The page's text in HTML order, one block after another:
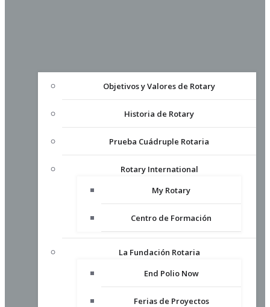
Objetivos y Valores de Rotary
Historia de Rotary
Prueba Cuádruple Rotaria
Rotary International
My Rotary
Centro de Formación
La Fundación Rotaria
End Polio Now
Ferias de Proyectos